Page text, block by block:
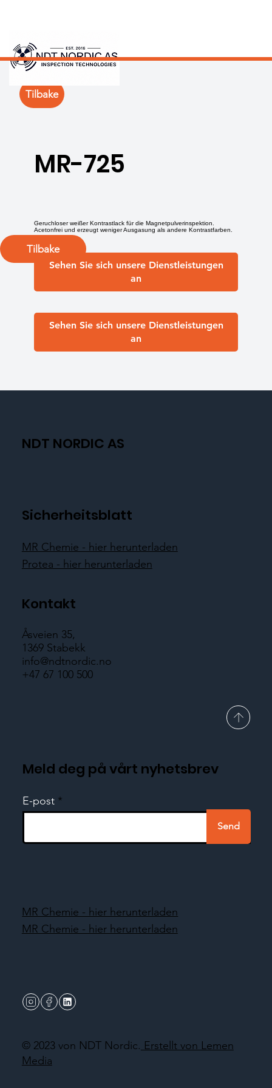
Tilbake
MR-725
Geruchloser weißer Kontrastlack für die Magnetpulverinspektion.
Acetonfrei und erzeugt weniger Ausgasung als andere Kontrastfarben.
Sehen Sie sich unsere Dienstleistungen
an
Sehen Sie sich unsere Dienstleistungen
an
Tilbake
NDT NORDIC AS
Sicherheitsblatt
MR Chemie - hier herunterladen
Protea - hier herunterladen
Kontakt
Åsveien 35,
1369 Stabekk
info@ndtnordic.no
+47 67 100 500
Meld deg på vårt nyhetsbrev
E-post
Send
© 2023 von NDT Nordic. Erstellt von Lemen
Media
MR Chemie - hier herunterladen
MR Chemie - hier herunterladen